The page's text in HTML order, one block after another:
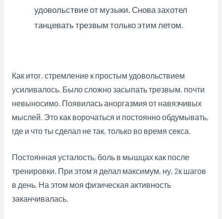
удовольствие от музыки. Снова захотел
танцевать трезвым только этим летом.
Как итог, стремление к простым удовольствием
усиливалось. Было сложно засыпать трезвым, почти
невыносимо. Появилась аноргазмия от навязчивых
мыслей. Это как ворочаться и постоянно обдумывать,
где и что ты сделал не так, только во время секса.
Постоянная усталость, боль в мышцах как после
тренировки. При этом я делал максимум, ну, 2к шагов
в день. На этом моя физическая активность
заканчивалась.